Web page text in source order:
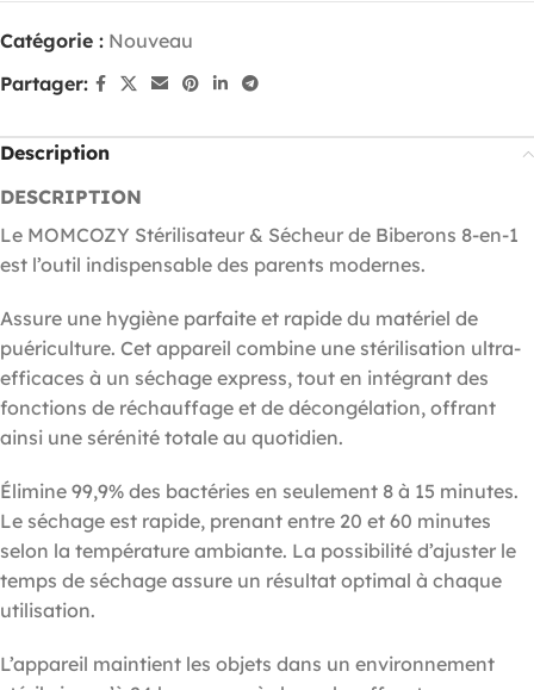
Catégorie : Nouveau
Partager:
Description
DESCRIPTION
Le MOMCOZY Stérilisateur & Sécheur de Biberons 8-en-1
est l’outil indispensable des parents modernes.
Assure une hygiène parfaite et rapide du matériel de
puériculture. Cet appareil combine une stérilisation ultra-
efficaces à un séchage express, tout en intégrant des
fonctions de réchauffage et de décongélation, offrant
ainsi une sérénité totale au quotidien.
Élimine 99,9% des bactéries en seulement 8 à 15 minutes.
Le séchage est rapide, prenant entre 20 et 60 minutes
selon la température ambiante. La possibilité d’ajuster le
temps de séchage assure un résultat optimal à chaque
utilisation.
L’appareil maintient les objets dans un environnement